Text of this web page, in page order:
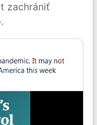
zachrániť